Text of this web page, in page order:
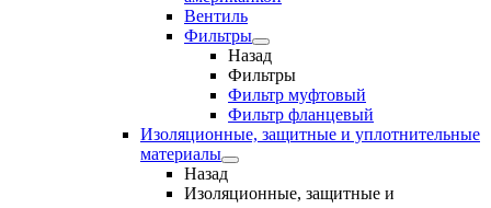
Вентиль
Фильтры
Назад
Фильтры
Фильтр муфтовый
Фильтр фланцевый
Изоляционные, защитные и уплотнительные
материалы
Назад
Изоляционные, защитные и